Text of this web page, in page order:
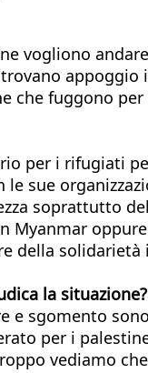
vogliono
che fuggono
per i rifugiati
sue
soprattutto
oppure
della
la situazione?
e sgomento
per i
vediamo